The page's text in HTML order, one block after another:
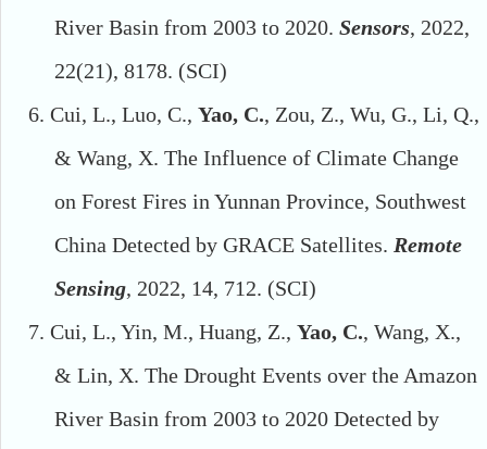
River Basin from 2003 to 2020. Sensors, 2022,
22(21), 8178. (SCI)
6. Cui, L., Luo, C., Yao, C., Zou, Z., Wu, G., Li, Q.,
& Wang, X. The Influence of Climate Change
on Forest Fires in Yunnan Province, Southwest
China Detected by GRACE Satellites. Remote
Sensing, 2022, 14, 712. (SCI)
7. Cui, L., Yin, M., Huang, Z., Yao, C., Wang, X.,
& Lin, X. The Drought Events over the Amazon
River Basin from 2003 to 2020 Detected by